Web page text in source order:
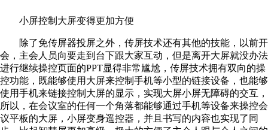
小屏控制大屏变得更加方便
除了免传屏器投屏之外，传屏技术还有其他的技能，以前开
会，主会人员向要走到台下跟大家互动，但是离开大屏就没办法
进行继续操控页面的PPT显得非常尴尬，传屏技术拥有双向的操
控功能，既能够使用大屏来控制手机等小型的链接设备，也能够
使用手机来链接控制大屏的显示，实现大屏小屏无障碍的交互，
所以，在会议室的任何一个角落都能够通过手机等设备来操控会
议平板的大屏，小屏变身遥控器，并且书写的内容也实现了同